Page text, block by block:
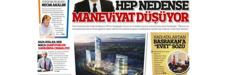
BİR BÖLÜM DEĞİL, BİR ÖMÜR
SEÇİYORSUNUZ… “NEDEN
ATATÜRK ÜNİVERSİTESİ?”
28 Temmuz 2026 Salı
Ahmet Gökhan YAZICI
Ahmed Yesevi’den bir Alperen…
”Reisimiz” idi… Hakka yürüdü.!